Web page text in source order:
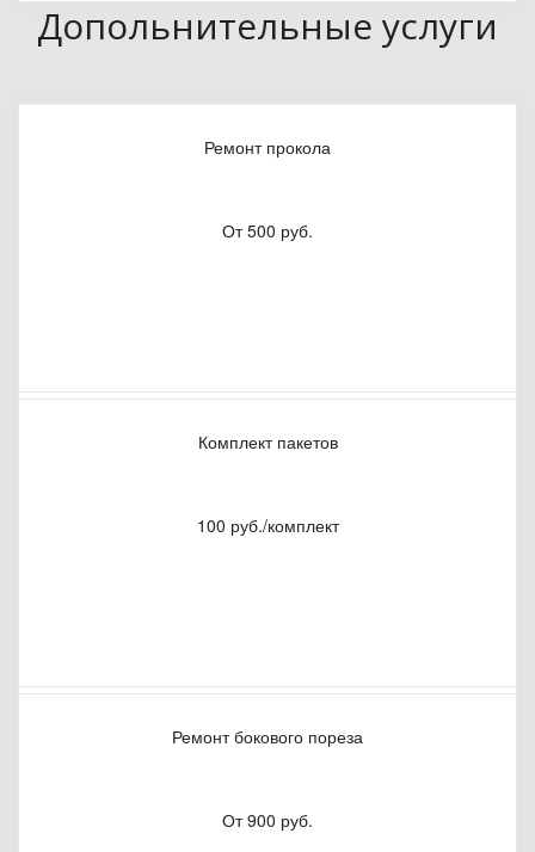
Допольнительные услуги
Ремонт прокола
От 500 руб.
Комплект пакетов
100 руб./комплект
Ремонт бокового пореза
От 900 руб.